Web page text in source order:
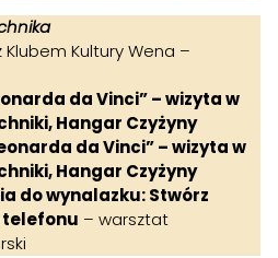
Kultury Wena –
da Vinci” – wizyta w
Hangar Czyżyny
da Vinci” – wizyta w
Hangar Czyżyny
do wynalazku: Stwórz
– warsztat